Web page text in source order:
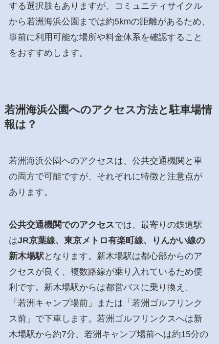
する選択肢もありますが、コミュニティサイクル
から若洲海浜公園までは約5kmの距離があるため、
事前に利用可能な場所や料金体系を確認すること
をおすすめします。
若洲海浜公園へのアクセス方法と駐車場情
報は？
若洲海浜公園へのアクセスは、公共交通機関と車
の両方で可能ですが、それぞれに特徴と注意点が
あります。
公共交通機関でのアクセスでは、最寄りの鉄道駅
はJR京葉線、東京メトロ有楽町線、りんかい線の
新木場駅となります。新木場駅は都心部からのア
クセスが良く、複数路線が乗り入れているため便
利です。新木場駅からは都営バスに乗り換え、
「若洲キャンプ場前」または「若洲ゴルフリンク
ス前」で下車します。若洲ゴルフリンクスへは新
木場駅から約7分、若洲キャンプ場前へは約15分の